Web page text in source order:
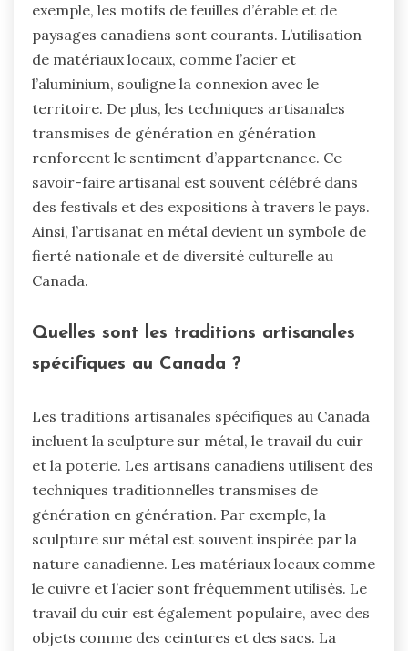
exemple, les motifs de feuilles d’érable et de
paysages canadiens sont courants. L’utilisation
de matériaux locaux, comme l’acier et
l’aluminium, souligne la connexion avec le
territoire. De plus, les techniques artisanales
transmises de génération en génération
renforcent le sentiment d’appartenance. Ce
savoir-faire artisanal est souvent célébré dans
des festivals et des expositions à travers le pays.
Ainsi, l’artisanat en métal devient un symbole de
fierté nationale et de diversité culturelle au
Canada.
Quelles sont les traditions artisanales
spécifiques au Canada ?
Les traditions artisanales spécifiques au Canada
incluent la sculpture sur métal, le travail du cuir
et la poterie. Les artisans canadiens utilisent des
techniques traditionnelles transmises de
génération en génération. Par exemple, la
sculpture sur métal est souvent inspirée par la
nature canadienne. Les matériaux locaux comme
le cuivre et l’acier sont fréquemment utilisés. Le
travail du cuir est également populaire, avec des
objets comme des ceintures et des sacs. La